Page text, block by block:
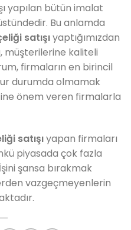
yapılan bütün imalat
Bu anlamda
satışıyaptığımızdan
müşterilerine kaliteli
firmaların en birincil
durumda olmamak
önem veren firmalarla
satışıyapan firmaları
piyasada çok fazla
şansa bırakmak
vazgeçmeyenlerin